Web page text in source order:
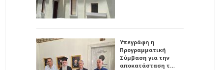
Υπεγράφη η
Προγραμματική
Σύμβαση για την
αποκατάσταση τ…